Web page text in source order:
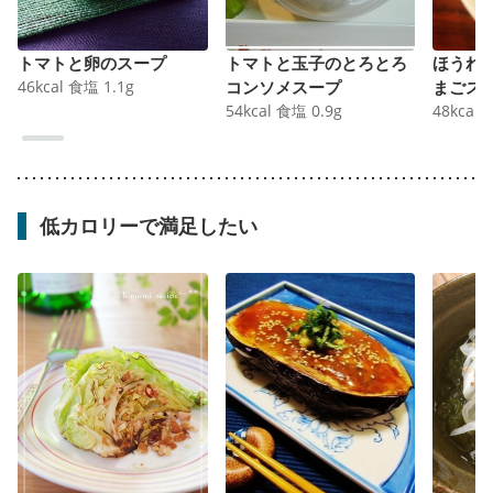
トマトと卵のスープ
46kcal 食塩 1.1 g
トマトと玉子のとろとろ
コンソメスープ
54kcal 食塩 0.9g
ほうれ
まごス
48kcal
低カロリーで満足したい